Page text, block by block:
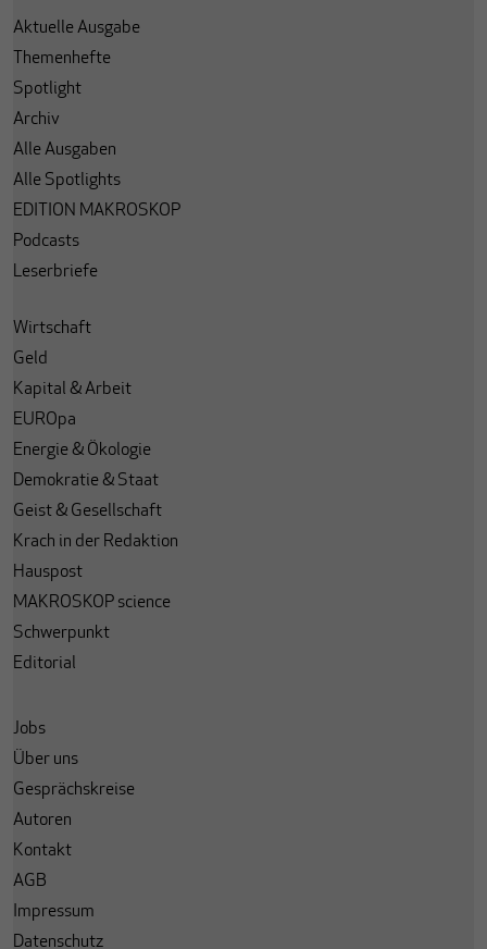
Aktuelle Ausgabe
Themenhefte
Spotlight
Archiv
Alle Ausgaben
Alle Spotlights
EDITION MAKROSKOP
Podcasts
Leserbriefe
Wirtschaft
Geld
Kapital & Arbeit
EUROpa
Energie & Ökologie
Demokratie & Staat
Geist & Gesellschaft
Krach in der Redaktion
Hauspost
MAKROSKOP science
Schwerpunkt
Editorial
Jobs
Über uns
Gesprächskreise
Autoren
Kontakt
AGB
Impressum
Datenschutz